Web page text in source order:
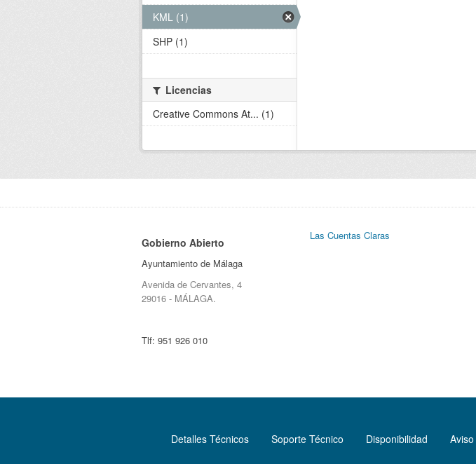
KML (1)
SHP (1)
Licencias
Creative Commons At... (1)
Gobierno Abierto
Ayuntamiento de Málaga
Avenida de Cervantes, 4
29016 - MÁLAGA.
Tlf: 951 926 010
Las Cuentas Claras
Detalles Técnicos Soporte Técnico Disponibilidad